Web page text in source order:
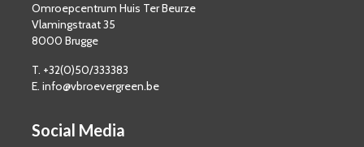
Omroepcentrum Huis Ter Beurze
Vlamingstraat 35
8000 Brugge
T. +32(0)50/333383
E. info@vbroevergreen.be
Social Media